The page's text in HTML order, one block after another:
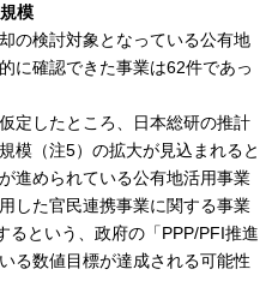
模
の検討対象となっている公有地
に確認できた事業は62件であっ
定したところ、日本総研の推計
模（注5）の拡大が見込まれると
進められている公有地活用事業
した官民連携事業に関する事業
るという、政府の「PPP/PFI推進
る数値目標が達成される可能性